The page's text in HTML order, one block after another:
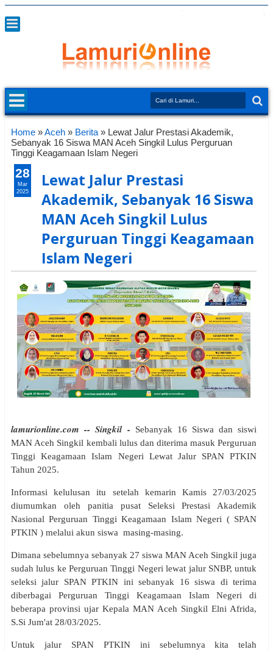
Home »Aceh » Berita » Lewat Jalur Prestasi Akademik,
Sebanyak 16 Siswa MAN Aceh Singkil Lulus Perguruan
Tinggi Keagamaan Islam Negeri
Lewat Jalur Prestasi
Akademik, Sebanyak 16 Siswa
MAN Aceh Singkil Lulus
Perguruan Tinggi Keagamaan
Islam Negeri
lamurionline.com -- Singkil - Sebanyak 16 Siswa dan siswi
MAN Aceh Singkil kembali lulus dan diterima masuk Perguruan
Tinggi Keagamaan Islam Negeri Lewat Jalur SPAN PTKIN
Tahun 2025.
Informasi kelulusan itu setelah kemarin Kamis 27/03/2025
diumumkan oleh panitia pusat Seleksi Prestasi Akademik
Nasional Perguruan Tinggi Keagamaan Islam Negeri ( SPAN
PTKIN ) melalui akun siswa masing-masing.
Dimana sebelumnya sebanyak 27 siswa MAN Aceh Singkil juga
sudah lulus ke Perguruan Tinggi Negeri lewat jalur SNBP, untuk
seleksi jalur SPAN PTKIN ini sebanyak 16 siswa di terima
diberbagai Perguruan Tinggi Keagamaan Islam Negeri di
beberapa provinsi ujar Kepala MAN Aceh Singkil Elni Afrida,
S.Si Jum'at 28/03/2025.
Untuk jalur SPAN PTKIN ini sebelumnya kita telah
28
Mar
2025